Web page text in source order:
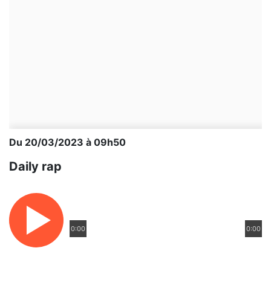
Du 20/03/2023 à 09h50
Daily rap
0:00 0:00